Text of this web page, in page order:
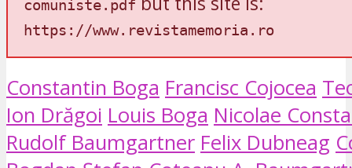
comuniste.pdf
https://www.revistamemoria.ro
Constantin Boga Francisc Cojocea
Ion Drăgoi Louis Boga Nicolae
Rudolf Baumgartner Felix Dubneag